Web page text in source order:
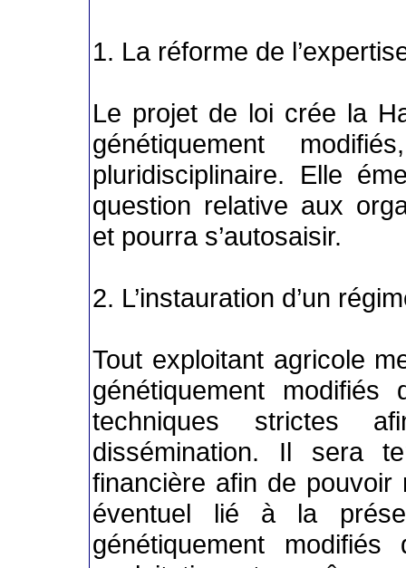
1. La réforme de
Le projet de loi crée la
génétiquement
pluridisciplinaire. Elle
question relative aux
et pourra s’autosaisir.
2. L’instauration d’un
Tout exploitant agricole
génétiquement modifiés
techniques strictes
dissémination. Il sera
financière afin de pouvoir
éventuel lié à la
génétiquement